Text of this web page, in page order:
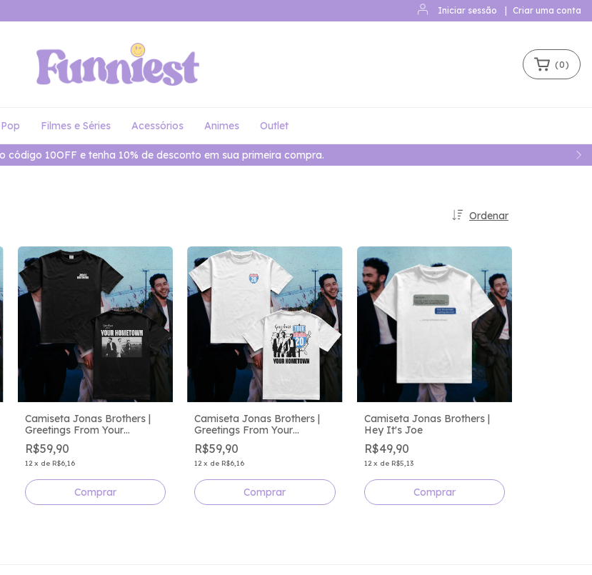
Iniciar sessão Criar uma conta
código 10OFF e tenha 10% de desconto em sua primeira compra.
(0)
Filmes e Séries Acessórios Animes Outlet
Ordenar
Camiseta Jonas Brothers |
Greetings From Your
Hometown Tour
R$59,90
12 x de R$6,16
Comprar
Camiseta Jonas Brothers |
Greetings From Your
Hometown Route 20
R$59,90
12 x de R$6,16
Comprar
Camiseta Jonas Brothers |
Hey It's Joe
R$49,90
12 x de R$5,13
Comprar